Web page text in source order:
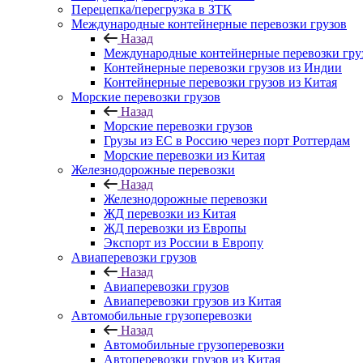
Перецепка/перегрузка в ЗТК
Международные контейнерные перевозки грузов
Назад
Международные контейнерные перевозки
Контейнерные перевозки грузов из Индии
Контейнерные перевозки грузов из Китая
Морские перевозки грузов
Назад
Морские перевозки грузов
Грузы из ЕС в Россию через порт Роттердам
Морские перевозки из Китая
Железнодорожные перевозки
Назад
Железнодорожные перевозки
ЖД перевозки из Китая
ЖД перевозки из Европы
Экспорт из России в Европу
Авиаперевозки грузов
Назад
Авиаперевозки грузов
Авиаперевозки грузов из Китая
Автомобильные грузоперевозки
Назад
Автомобильные грузоперевозки
Автоперевозки грузов из Китая